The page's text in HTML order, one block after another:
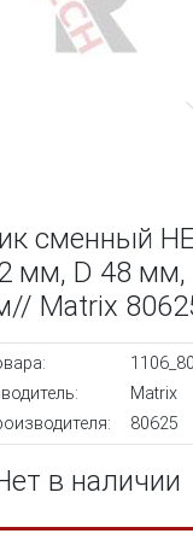
сменный
мм, D 48 мм,
Matrix
Matrix
80625
в наличии